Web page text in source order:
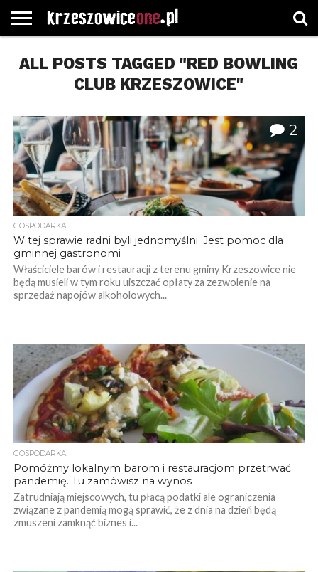
GŁÓWNA
WYBORY
SAMORZĄDOWE
WYBIERZ
KATEGORIE
ROZKŁADY
JAZDY
GREGORCZYK
WATCH
KONTAKT
ALL POSTS TAGGED "RED BOWLING
CLUB KRZESZOWICE"
2
GOSPODARKA
W tej sprawie radni byli jednomyślni. Jest pomoc dla
gminnej gastronomi
Właściciele barów i restauracji z terenu gminy Krzeszowice nie
będą musieli w tym roku uiszczać opłaty za zezwolenie na
sprzedaż napojów alkoholowych...
GOSPODARKA
Pomóżmy lokalnym barom i restauracjom przetrwać
pandemię. Tu zamówisz na wynos
Zatrudniają miejscowych, tu płacą podatki ale ograniczenia
związane z pandemią mogą sprawić, że z dnia na dzień będą
zmuszeni zamknąć biznes i...